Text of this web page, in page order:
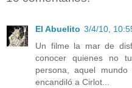
El Abuelito 3/4/10,
Un filme la mar de
conocer quienes no
persona, aquel
encandiló a Cirlot...